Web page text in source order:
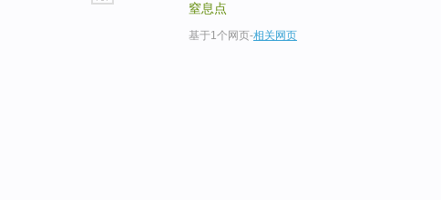
窒息点
基于1个网页-相关网页